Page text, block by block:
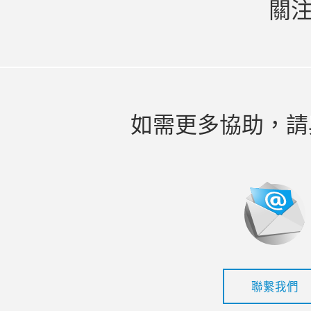
關
如需更多協助，
聯繫我們